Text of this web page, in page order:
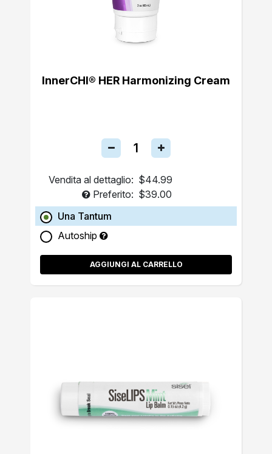
InnerCHI® HER Harmonizing Cream
Vendita al dettaglio: $44.99
Preferito: $39.00
Una Tantum
Autoship
AGGIUNGI AL CARRELLO